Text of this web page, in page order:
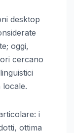
desktop
oggi,
cercano
locale.
i
ottima